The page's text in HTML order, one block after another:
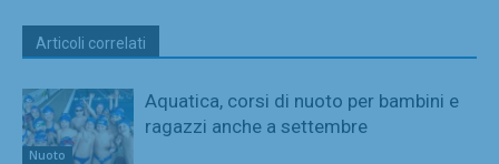
Articoli correlati
Nuoto
Aquatica, corsi di nuoto per bambini e
ragazzi anche a settembre